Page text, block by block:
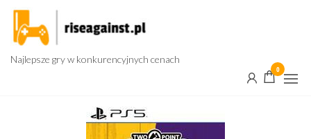
Przejdź
treści
Najlepsze gry w konkurencyjnych cenach
0